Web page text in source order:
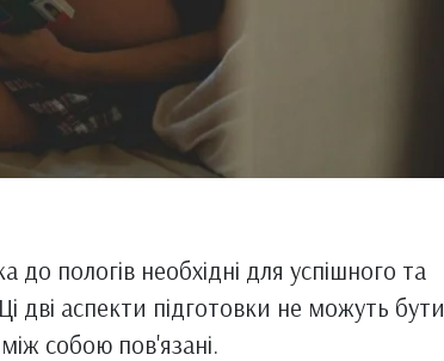
до пологів необхідні для успішного та
дві аспекти підготовки не можуть бути
собою пов'язані.